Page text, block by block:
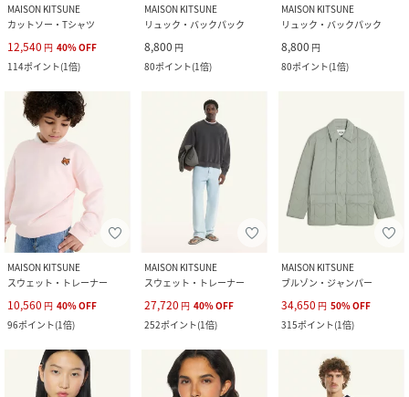
MAISON KITSUNE
カットソー・Tシャツ
12,540 円 40%OFF
114ポイント(1倍)
MAISON KITSUNE
リュック・バックパック
8,800 円
80ポイント(1倍)
MAISON KITSUNE
リュック・バックパック
8,800 円
80ポイント(1倍)
MAISON KITSUNE
スウェット・トレーナー
10,560 円 40%OFF
96ポイント(1倍)
MAISON KITSUNE
スウェット・トレーナー
27,720 円 40%OFF
252ポイント(1倍)
MAISON KITSUNE
ブルゾン・ジャンパー
34,650 円 50%OFF
315ポイント(1倍)